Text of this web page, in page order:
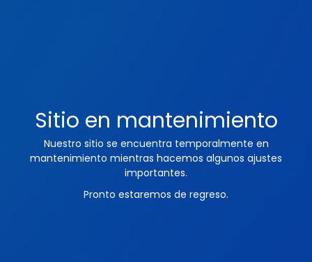
Sitio en mantenimiento
Nuestro sitio se encuentra temporalmente en
mantenimiento mientras hacemos algunos ajustes
importantes.
Pronto estaremos de regreso.